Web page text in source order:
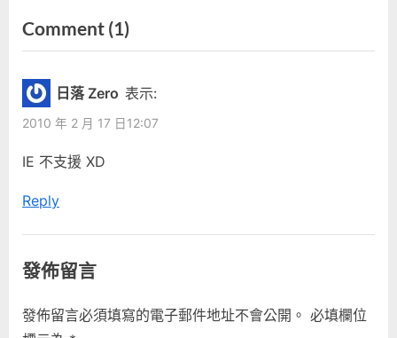
章
導
覽
e
v
i
o
u
s
o
:
t
Comment (1)on
“CSS
圓
日落 Zero 表示:
2010 年 2 月 17 日12:07
IE 不支援 XD
Reply
發佈留言
發佈留言必須填寫的電子郵件地址不會公開。 必填欄位